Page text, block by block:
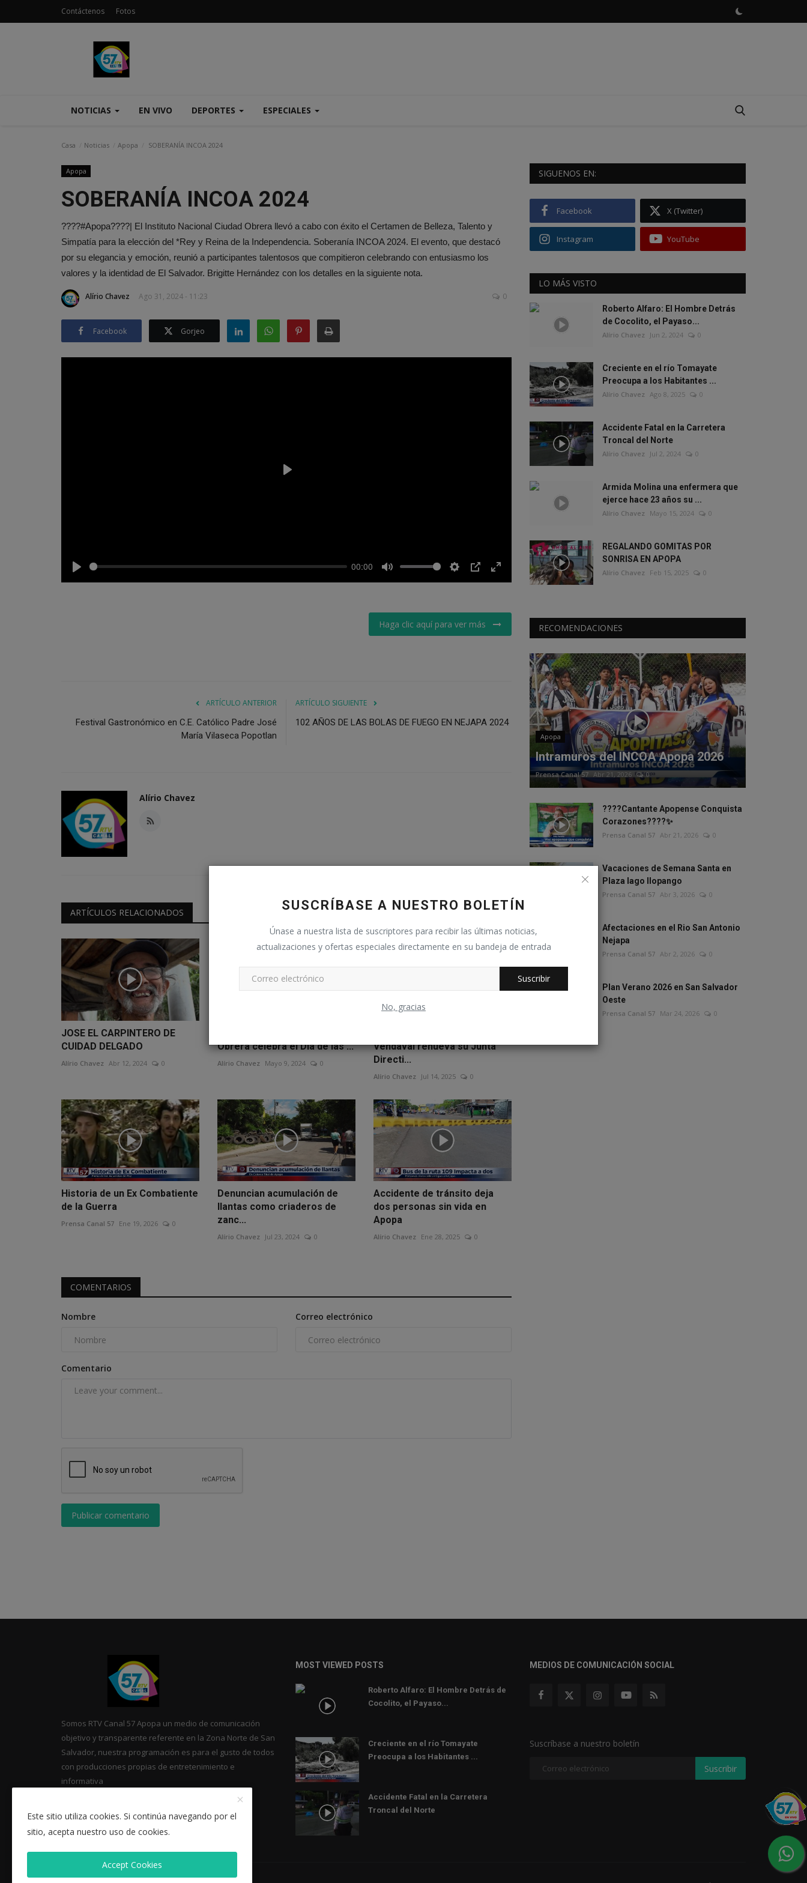
Contáctenos Fotos
NOTICIAS EN VIVO DEPORTES ESPECIALES
SUSCRÍBASE A NUESTRO BOLETÍN
Únase a nuestra lista de suscriptores para recibir las últimas noticias,
actualizaciones y ofertas especiales directamente en su bandeja de entrada
Suscribir
No, gracias
Casa Noticias Apopa SOBERANÍA INCOA 2024
Apopa
SOBERANÍA INCOA 2024
????#Apopa????| El Instituto Nacional Ciudad Obrera llevó a cabo con éxito el Certamen de Belleza, Talento y
Simpatía para la elección del *Rey y Reina de la Independencia. Soberanía INCOA 2024. El evento, que destacó
por su elegancia y emoción, reunió a participantes talentosos que compitieron celebrando con entusiasmo los
valores y la identidad de El Salvador. Brigitte Hernández con los detalles en la siguiente nota.
Alírio Chavez Ago 31, 2024 - 11:23 0
Facebook Gorjeo
00:00
Haga clic aquí para ver más
ARTÍCULO ANTERIOR
Festival Gastronómico en C.E. Católico Padre José
María Vilaseca Popotlan
ARTÍCULO SIGUIENTE
102 AÑOS DE LAS BOLAS DE FUEGO EN NEJAPA 2024
Alírio Chavez
ARTÍCULOS RELACIONADOS
JOSE EL CARPINTERO DE
CUIDAD DELGADO
Alírio Chavez Abr 12, 2024 0
Obrera celebra el Día de las ...
Alírio Chavez Mayo 9, 2024 0
Vendaval renueva su Junta
Directi...
Alírio Chavez Jul 14, 2025 0
Historia de un Ex Combatiente
de la Guerra
Prensa Canal 57 Ene 19, 2026 0
Denuncian acumulación de
llantas como criaderos de
zanc...
Alírio Chavez Jul 23, 2024 0
Accidente de tránsito deja
dos personas sin vida en
Apopa
Alírio Chavez Ene 28, 2025 0
COMENTARIOS
Nombre Correo electrónico
Comentario
Publicar comentario
SIGUENOS EN:
Facebook X (Twitter)
Instagram YouTube
LO MÁS VISTO
Roberto Alfaro: El Hombre Detrás
de Cocolito, el Payaso...
Alírio Chavez Jun 2, 2024 0
Creciente en el río Tomayate
Preocupa a los Habitantes ...
Alírio Chavez Ago 8, 2025 0
Accidente Fatal en la Carretera
Troncal del Norte
Alírio Chavez Jul 2, 2024 0
Armida Molina una enfermera que
ejerce hace 23 años su ...
Alírio Chavez Mayo 15, 2024 0
REGALANDO GOMITAS POR
SONRISA EN APOPA
Alírio Chavez Feb 15, 2025 0
RECOMENDACIONES
Apopa
Intramuros del INCOA Apopa 2026
Prensa Canal 57 Abr 21, 2026 0
????Cantante Apopense Conquista
Corazones????✨
Prensa Canal 57 Abr 21, 2026 0
Vacaciones de Semana Santa en
Plaza lago Ilopango
Prensa Canal 57 Abr 3, 2026 0
Afectaciones en el Rio San Antonio
Nejapa
Prensa Canal 57 Abr 2, 2026 0
Plan Verano 2026 en San Salvador
Oeste
Prensa Canal 57 Mar 24, 2026 0
Somos RTV Canal 57 Apopa un medio de comunicación
objetivo y transparente referente en la Zona Norte de San
Salvador, nuestra programación es para el gusto de todos
con producciones propias de entretenimiento e
informativa
MOST VIEWED POSTS
Roberto Alfaro: El Hombre Detrás de
Cocolito, el Payaso...
Creciente en el río Tomayate
Preocupa a los Habitantes ...
Accidente Fatal en la Carretera
Troncal del Norte
MEDIOS DE COMUNICACIÓN SOCIAL
Suscríbase a nuestro boletín
Suscribir
Este sitio utiliza cookies. Si continúa navegando por el
sitio, acepta nuestro uso de cookies.
Accept Cookies